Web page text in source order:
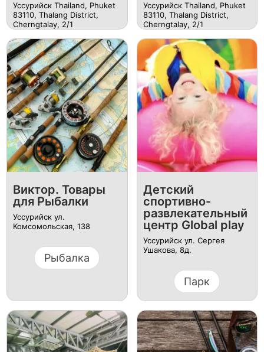
Уссурийск Thailand, Phuket
83110, Thalang District,
Cherngtalay, 2/1
Уссурийск Thailand, Phuket
83110, Thalang District,
Cherngtalay, 2/1
Виктор. Товары
для Рыбалки
Уссурийск ул.
Комсомольская, 138
Рыбалка
​Детский
спортивно-
развлекательный
центр Global play
Уссурийск ул. Сергея
Ушакова, 8д.
Парк